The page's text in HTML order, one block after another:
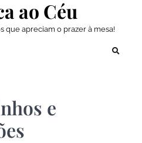
ao Céu
que apreciam o prazer à mesa!
e